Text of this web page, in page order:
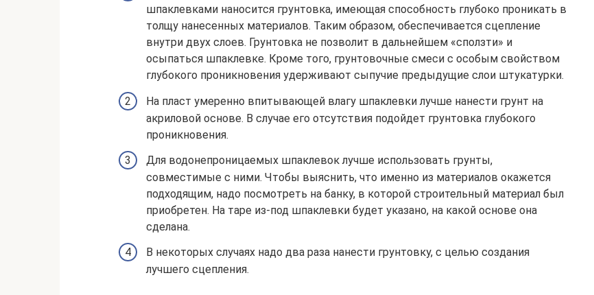
шпаклевками наносится грунтовка, имеющая способность глубоко проникать в
толщу нанесенных материалов. Таким образом, обеспечивается сцепление
внутри двух слоев. Грунтовка не позволит в дальнейшем «сползти» и
осыпаться шпаклевке. Кроме того, грунтовочные смеси с особым свойством
глубокого проникновения удерживают сыпучие предыдущие слои штукатурки.
На пласт умеренно впитывающей влагу шпаклевки лучше нанести грунт на
акриловой основе. В случае его отсутствия подойдет грунтовка глубокого
проникновения.
Для водонепроницаемых шпаклевок лучше использовать грунты,
совместимые с ними. Чтобы выяснить, что именно из материалов окажется
подходящим, надо посмотреть на банку, в которой строительный материал был
приобретен. На таре из-под шпаклевки будет указано, на какой основе она
сделана.
В некоторых случаях надо два раза нанести грунтовку, с целью создания
лучшего сцепления.